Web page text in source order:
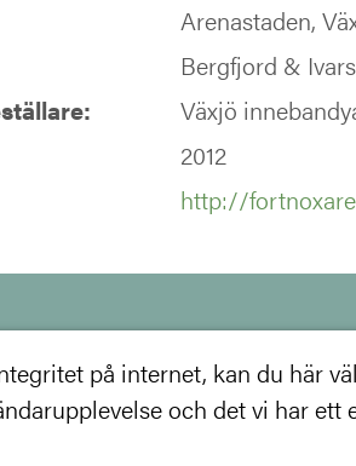
Arenastaden,
Bergfjord &
Växjö
2012
http://
vill du bli
på internet, kan du här
och det vi har ett